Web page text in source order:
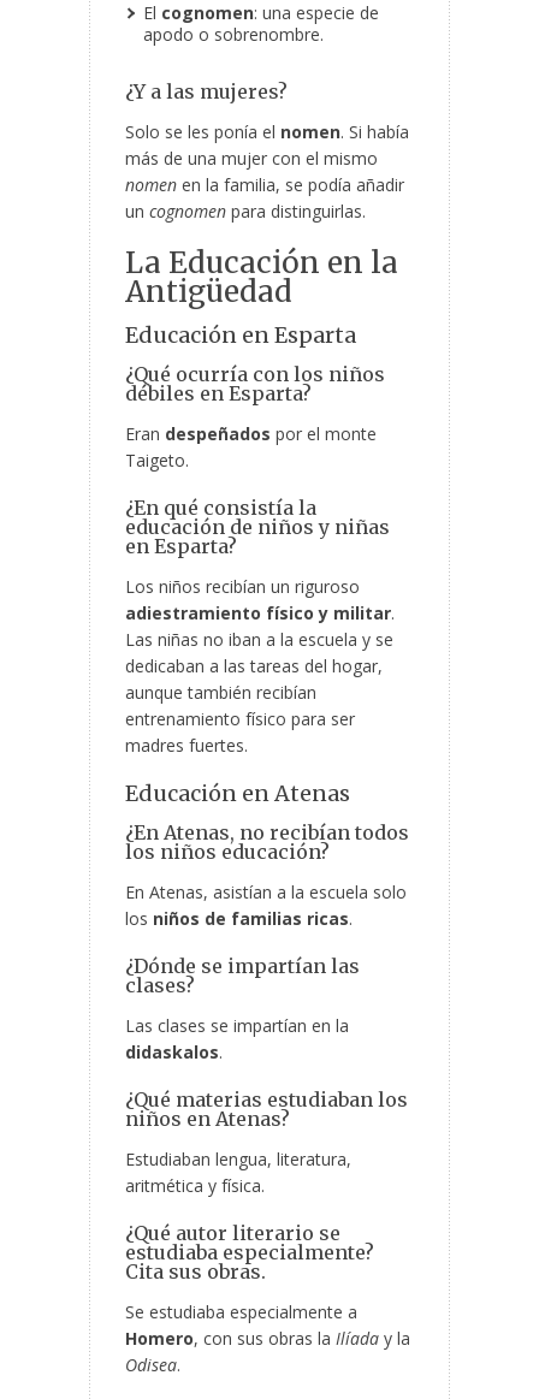
El cognomen: una especie de
apodo o sobrenombre.
¿Y a las mujeres?
Solo se les ponía el nomen. Si había
más de una mujer con el mismo
nomen en la familia, se podía añadir
un cognomen para distinguirlas.
La Educación en la
Antigüedad
Educación en Esparta
¿Qué ocurría con los niños
débiles en Esparta?
Eran despeñados por el monte
Taigeto.
¿En qué consistía la
educación de niños y niñas
en Esparta?
Los niños recibían un riguroso
adiestramiento físico y militar.
Las niñas no iban a la escuela y se
dedicaban a las tareas del hogar,
aunque también recibían
entrenamiento físico para ser
madres fuertes.
Educación en Atenas
¿En Atenas, no recibían todos
los niños educación?
En Atenas, asistían a la escuela solo
los niños de familias ricas.
¿Dónde se impartían las
clases?
Las clases se impartían en la
didaskalos.
¿Qué materias estudiaban los
niños en Atenas?
Estudiaban lengua, literatura,
aritmética y física.
¿Qué autor literario se
estudiaba especialmente?
Cita sus obras.
Se estudiaba especialmente a
Homero, con sus obras la Ilíada y la
Odisea.